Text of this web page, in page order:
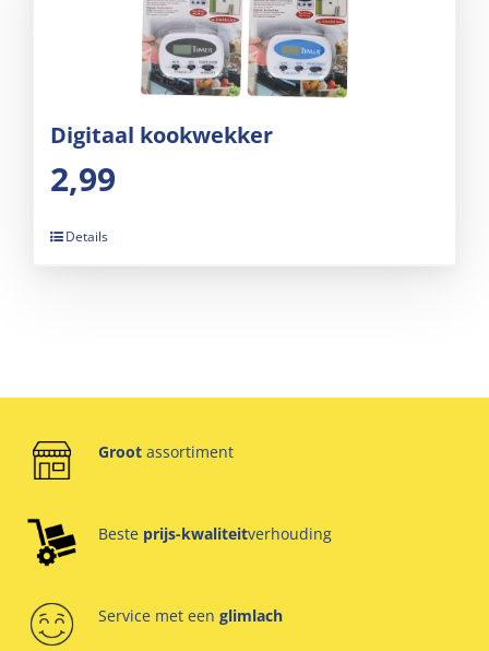
Digitaal kookwekker
2,99
Details
Groot assortiment
Beste prijs-kwaliteitverhouding
Service met een glimlach